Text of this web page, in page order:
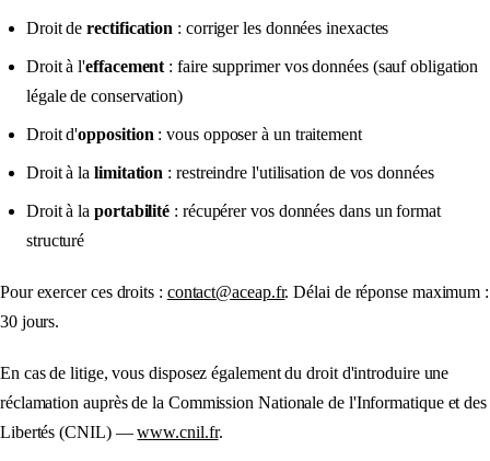
Droit derectification : corriger les données inexactes
Droit à l'effacement : faire supprimer vos données (sauf obligation
légale de conservation)
Droit d'opposition : vous opposer à un traitement
Droit à lalimitation : restreindre l'utilisation de vos données
Droit à laportabilité : récupérer vos données dans un format
structuré
Pour exercer ces droits : contact@aceap.fr. Délai de réponse maximum :
30 jours.
En cas de litige, vous disposez également du droit d'introduire une
réclamation auprès de la Commission Nationale de l'Informatique et des
Libertés (CNIL) —www.cnil.fr.